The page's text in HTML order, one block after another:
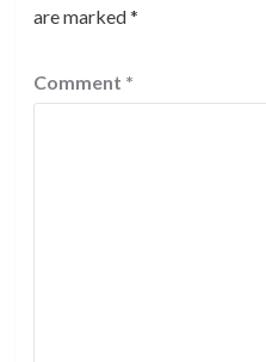
are marked*
Comment *